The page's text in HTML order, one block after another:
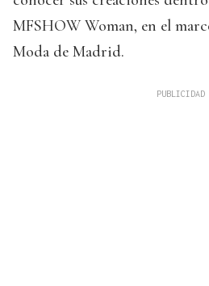
MFSHOW Woman, en el
Moda de Madrid.